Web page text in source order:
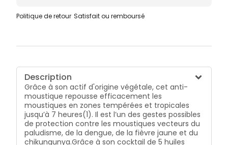
Politique de retour Satisfait ou remboursé
Description
Grâce à son actif d'origine végétale, cet anti-
moustique repousse efficacement les
moustiques en zones tempérées et tropicales
jusqu’à 7 heures(1). Il est l’un des gestes possibles
de protection contre les moustiques vecteurs du
paludisme, de la dengue, de la fièvre jaune et du
chikungunya.Grâce à son cocktail de 5 huiles